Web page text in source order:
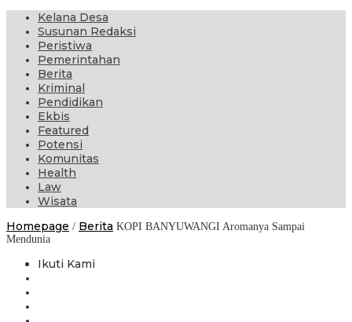
Kelana Desa
Susunan Redaksi
Peristiwa
Pemerintahan
Berita
Kriminal
Pendidikan
Ekbis
Featured
Potensi
Komunitas
Health
Law
Wisata
Homepage / Berita KOPI BANYUWANGI Aromanya Sampai
Mendunia
Ikuti Kami